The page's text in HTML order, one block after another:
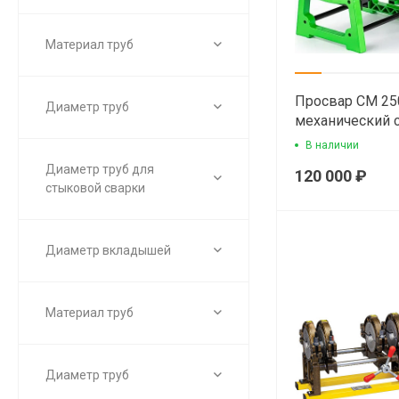
Материал труб
Диаметр труб
Диаметр труб для
стыковой сварки
Диаметр вкладышей
Материал труб
Диаметр труб
Просвар СМ
механический
сварочный
В наличии
120 000 ₽